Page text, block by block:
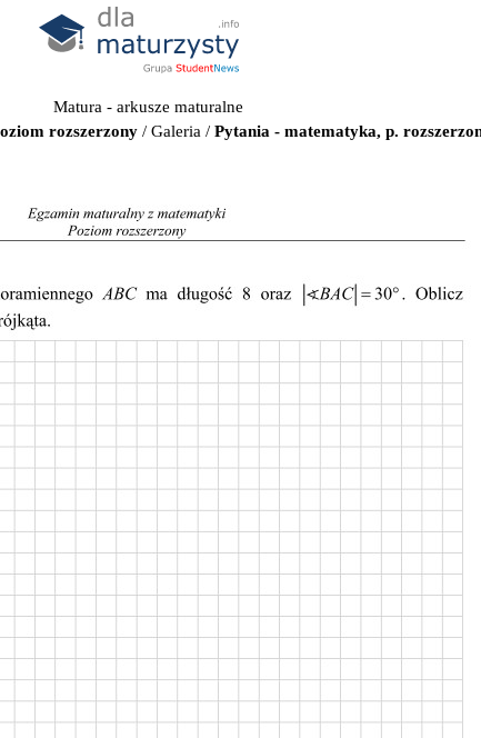
Matura - arkusze maturalne
rozszerzony/ Galeria / Pytania - matematyka, p.